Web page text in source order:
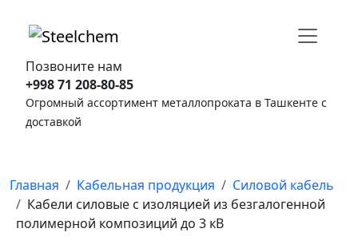
Позвоните нам
+998 71 208-80-85
Огромный ассортимент металлопроката в Ташкенте с
доставкой
Главная Кабельная продукция
Силовой кабель
Кабели силовые с изоляцией из безгалогенной
полимерной композиций до 3 кВ